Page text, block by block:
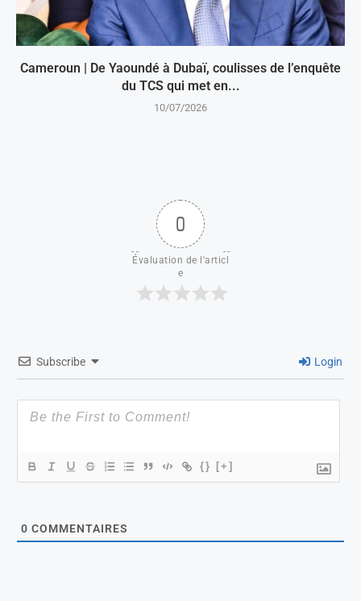
Cameroun | De Yaoundé à Dubaï, coulisses de l’enquête
du TCS qui met en...
10/07/2026
0
Évaluation de l'articl
e
Subscribe Login
{} [+]
0 COMMENTAIRES